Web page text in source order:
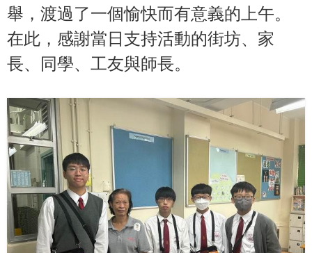
舉，渡過了一個愉快而有意義的上午。
在此，感謝當日支持活動的街坊、家
長、同學、工友與師長。